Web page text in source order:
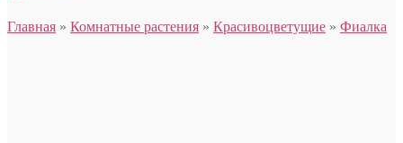
Главная » Комнатные растения » Красивоцветущие » Фиалка